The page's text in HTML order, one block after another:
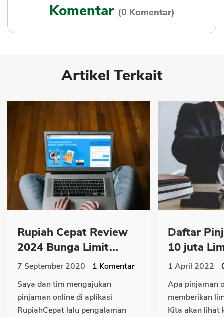
Komentar (0 Komentar)
Artikel Terkait
Rupiah Cepat Review
2024 Bunga Limit...
7 September 2020 1 Komentar
Saya dan tim mengajukan
pinjaman online di aplikasi
RupiahCepat lalu pengalaman
Daftar
10 juta
1 April 2022
Apa pinjaman
memberikan
Kita akan lihat